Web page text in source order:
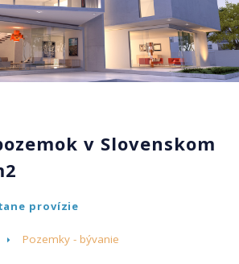
v Slovenskom
provízie
Pozemky - bývanie